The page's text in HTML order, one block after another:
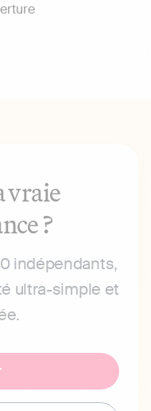
vraie
?
indépendants,
ultra-simple et